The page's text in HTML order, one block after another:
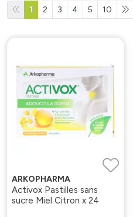
1 2 3 4 5 10
ARKOPHARMA
Activox Pastilles sans
sucre Miel Citron x 24